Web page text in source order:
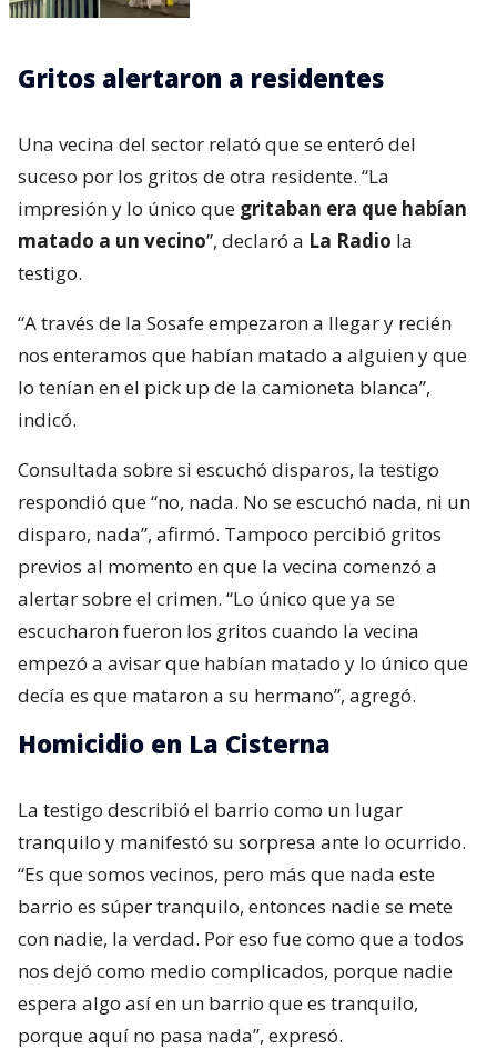
Gritos alertaron a residentes
Una vecina del sector relató que se enteró del
suceso por los gritos de otra residente. “La
impresión y lo único que gritaban era que habían
matado a un vecino”, declaró a La Radio la
testigo.
“A través de la Sosafe empezaron a llegar y recién
nos enteramos que habían matado a alguien y que
lo tenían en el pick up de la camioneta blanca”,
indicó.
Consultada sobre si escuchó disparos, la testigo
respondió que “no, nada. No se escuchó nada, ni un
disparo, nada”, afirmó. Tampoco percibió gritos
previos al momento en que la vecina comenzó a
alertar sobre el crimen. “Lo único que ya se
escucharon fueron los gritos cuando la vecina
empezó a avisar que habían matado y lo único que
decía es que mataron a su hermano”, agregó.
Homicidio en La Cisterna
La testigo describió el barrio como un lugar
tranquilo y manifestó su sorpresa ante lo ocurrido.
“Es que somos vecinos, pero más que nada este
barrio es súper tranquilo, entonces nadie se mete
con nadie, la verdad. Por eso fue como que a todos
nos dejó como medio complicados, porque nadie
espera algo así en un barrio que es tranquilo,
porque aquí no pasa nada”, expresó.